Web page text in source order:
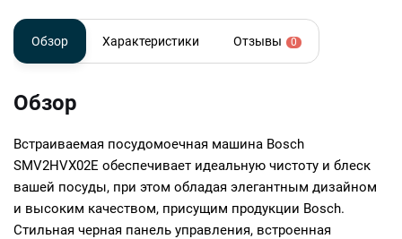
Обзор Характеристики Отзывы 0
Обзор
Встраиваемая посудомоечная машина Bosch
SMV2HVX02E обеспечивает идеальную чистоту и блеск
вашей посуды, при этом обладая элегантным дизайном
и высоким качеством, присущим продукции Bosch.
Стильная черная панель управления, встроенная